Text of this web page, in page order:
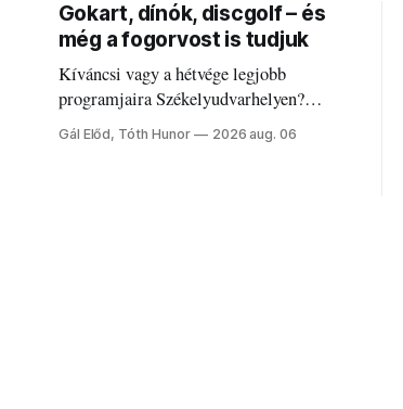
Gokart, dínók, discgolf – és
még a fogorvost is tudjuk
Kíváncsi vagy a hétvége legjobb
programjaira Székelyudvarhelyen?
Nálunk megtalálod őket – sőt, ha baj van a
fogaddal, a fogorvosi ügyeletet is!
Gál Előd, Tóth Hunor 2026 aug. 06